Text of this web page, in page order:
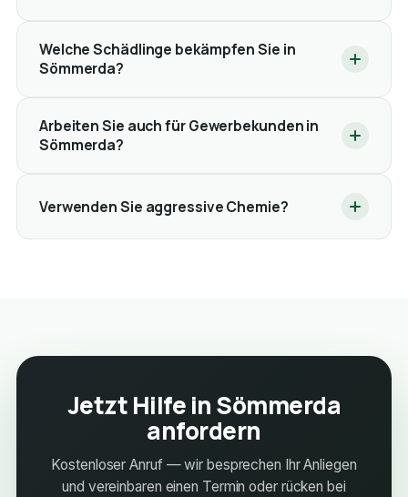
Welche Schädlinge bekämpfen Sie in
Sömmerda?
Arbeiten Sie auch für Gewerbekunden in
Sömmerda?
Verwenden Sie aggressive Chemie?
Jetzt Hilfe in Sömmerda
anfordern
Kostenloser Anruf — wir besprechen Ihr Anliegen
und vereinbaren einen Termin oder rücken bei